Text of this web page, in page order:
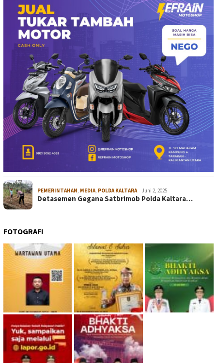
PEMERINTAHAN MEDIA POLDA KALTARA Juni 2, 2025
Detasemen Gegana Satbrimob Polda Kaltara…
FOTOGRAFI